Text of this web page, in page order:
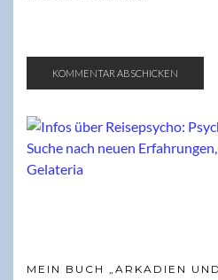
MEIN BUCH „ARKADIEN